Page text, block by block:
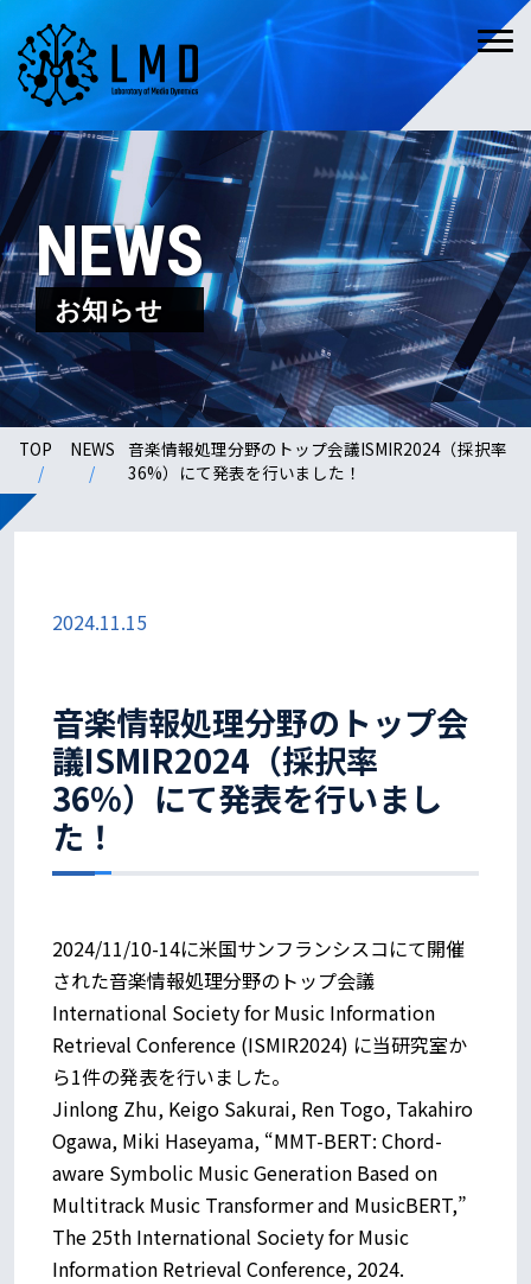
NEWS
お知らせ
TOP NEWS 音楽情報処理分野のトップ会議ISMIR2024（採択率
36%）にて発表を行いました！
2024.11.15
音楽情報処理分野のトップ会
議ISMIR2024（採択率
36%）にて発表を行いまし
た！
2024/11/10-14に米国サンフランシスコにて開催
された音楽情報処理分野のトップ会議
International Society for Music Information
Retrieval Conference (ISMIR2024) に当研究室か
ら1件の発表を行いました。
Jinlong Zhu, Keigo Sakurai, Ren Togo, Takahiro
Ogawa, Miki Haseyama, “MMT-BERT: Chord-
aware Symbolic Music Generation Based on
Multitrack Music Transformer and MusicBERT,”
The 25th International Society for Music
Information Retrieval Conference, 2024.